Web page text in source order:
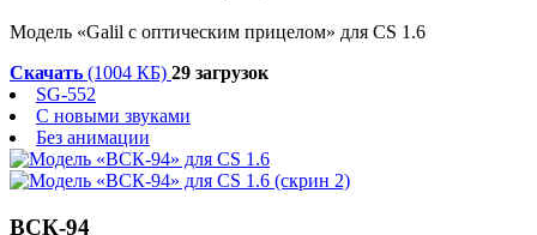
Модель «Galil с оптическим прицелом» для CS 1.6
Скачать (1004 КБ) 29 загрузок
SG-552
С новыми звуками
Без анимации
ВСК-94